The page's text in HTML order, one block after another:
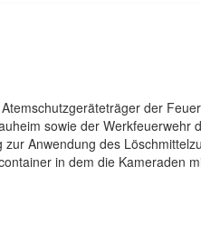
der
sowie der Werkfeuerwehr
Anwendung des
in dem die Kameraden